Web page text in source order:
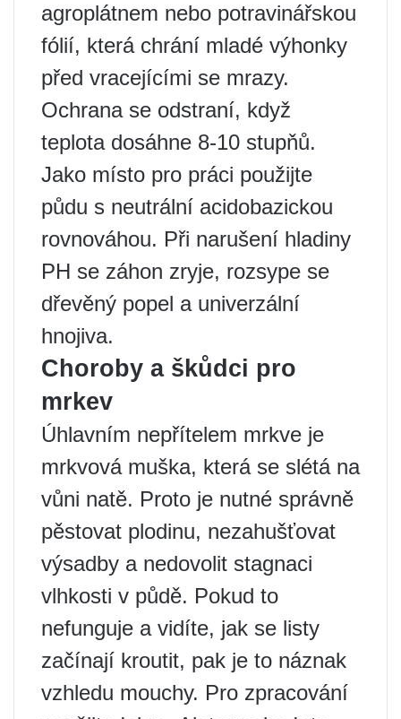
agroplátnem nebo potravinářskou
fólií, která chrání mladé výhonky
před vracejícími se mrazy.
Ochrana se odstraní, když
teplota dosáhne 8-10 stupňů.
Jako místo pro práci použijte
půdu s neutrální acidobazickou
rovnováhou. Při narušení hladiny
PH se záhon zryje, rozsype se
dřevěný popel a univerzální
hnojiva.
Choroby a škůdci pro
mrkev
Úhlavním nepřítelem mrkve je
mrkvová muška, která se slétá na
vůni natě. Proto je nutné správně
pěstovat plodinu, nezahušťovat
výsadby a nedovolit stagnaci
vlhkosti v půdě. Pokud to
nefunguje a vidíte, jak se listy
začínají kroutit, pak je to náznak
vzhledu mouchy. Pro zpracování